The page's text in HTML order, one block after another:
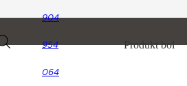
904
954
064
Products Produktbol
predmety pre voľný čas